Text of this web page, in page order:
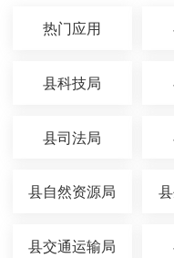
热门应用
县科技局
县司法局
县自然资源局
县交通运输局